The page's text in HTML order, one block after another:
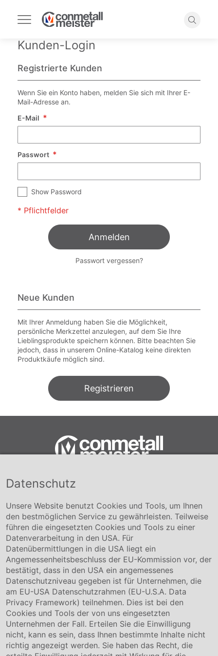
Navigation
umschalten
Suche
Kunden-Login
Registrierte Kunden
Wenn Sie ein Konto haben, melden Sie sich mit Ihrer E-
Mail-Adresse an.
E-Mail
Passwort
Show Password
Anmelden
Passwort vergessen?
Neue Kunden
Mit Ihrer Anmeldung haben Sie die Möglichkeit,
persönliche Merkzettel anzulegen, auf dem Sie Ihre
Lieblingsprodukte speichern können. Bitte beachten Sie
jedoch, dass in unserem Online-Katalog keine direkten
Produktkäufe möglich sind.
Registrieren
Conmetall Meister GmbH
+49 5141-180
info@conmetallmeister.de
www.conmetallmeister.de
Unternehmen
Über uns
Compliance
Hinweisgebersystem
Karriere
Service & Kontakt
Kontakt
Downloads
Garantiebedingungen
Datenschutz
Unsere Website benutzt Cookies und Tools, um Ihnen
den bestmöglichen Service zu gewährleisten. Teilweise
führen die eingesetzten Cookies und Tools zu einer
Datenverarbeitung in den USA. Für
Datenübermittlungen in die USA liegt ein
Angemessenheitsbeschluss der EU-Kommission vor, der
bestätigt, dass in den USA ein angemessenes
Datenschutzniveau gegeben ist für Unternehmen, die
am EU-USA Datenschutzrahmen (EU-U.S.A. Data
Privacy Framework) teilnehmen. Dies ist bei den
Cookies und Tools der von uns eingesetzten
Unternehmen der Fall. Erteilen Sie die Einwilligung
nicht, kann es sein, dass Ihnen bestimmte Inhalte nicht
richtig angezeigt werden. Sie haben das Recht, die